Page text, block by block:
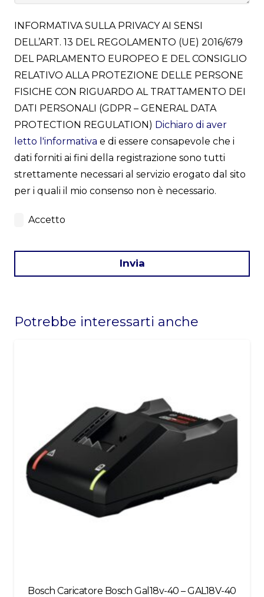
INFORMATIVA SULLA PRIVACY AI SENSI
DELL’ART. 13 DEL REGOLAMENTO (UE) 2016/679
DEL PARLAMENTO EUROPEO E DEL CONSIGLIO
RELATIVO ALLA PROTEZIONE DELLE PERSONE
FISICHE CON RIGUARDO AL TRATTAMENTO DEI
DATI PERSONALI (GDPR – GENERAL DATA
PROTECTION REGULATION) Dichiaro di aver
letto l'informativa e di essere consapevole che i
dati forniti ai fini della registrazione sono tutti
strettamente necessari al servizio erogato dal sito
per i quali il mio consenso non è necessario.
Accetto
Invia
should
Potrebbe interessarti anche
Bosch Caricatore Bosch Gal18v-40 – GAL18V-40